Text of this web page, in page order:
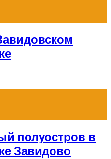
полуостров в
Завидово